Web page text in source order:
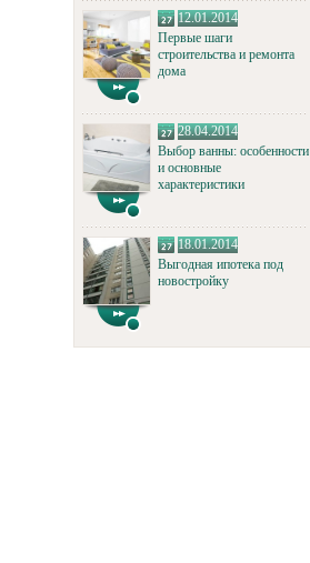
12.01.2014
Первые шаги
строительства и ремонта
дома
28.04.2014
Выбор ванны: особенности
и основные
характеристики
18.01.2014
Выгодная ипотека под
новостройку